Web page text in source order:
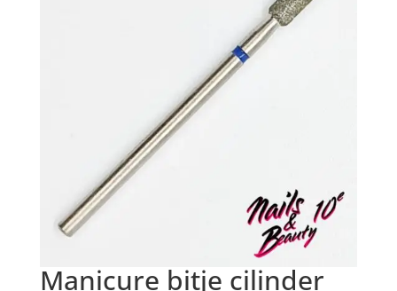
Manicure bitje cilinder